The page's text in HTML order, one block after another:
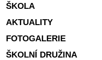
ŠKOLA
AKTUALITY
FOTOGALERIE
ŠKOLNÍ DRUŽINA